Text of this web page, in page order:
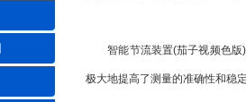
智能节流装置(茄子视频色版)
极大地提高了测量的准确性和稳